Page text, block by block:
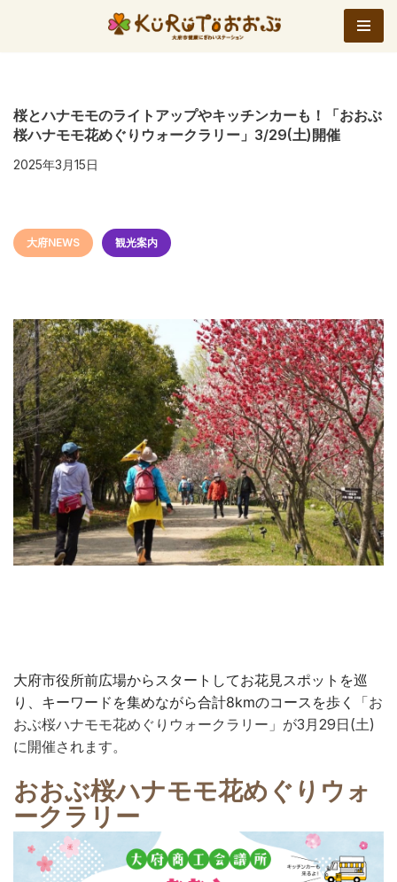
ン
ツ
へ
ッ
プ
桜とハナモモのライトアップやキッチンカーも！「おおぶ
桜ハナモモ花めぐりウォークラリー」3/29(土)開催
2025年3月15日
大府NEWS 観光案内
大府市役所前広場からスタートしてお花見スポットを巡
り、キーワードを集めながら合計8kmのコースを歩く
「お
おぶ桜ハナモモ花めぐりウォークラリー」が3月29日(土)
に開催されます。
おおぶ桜ハナモモ花めぐりウォ
ークラリー